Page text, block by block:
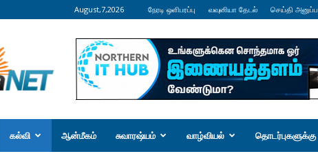
August,7,2026 நேரடி ஒளிபரப்பு வவுனியா தேடல் செய்தி அனுப்ப
கல்வி ஆன்மீகம் சுவாரஷ்யம் வாழ்வியல் தொடர்புகளுக்கு